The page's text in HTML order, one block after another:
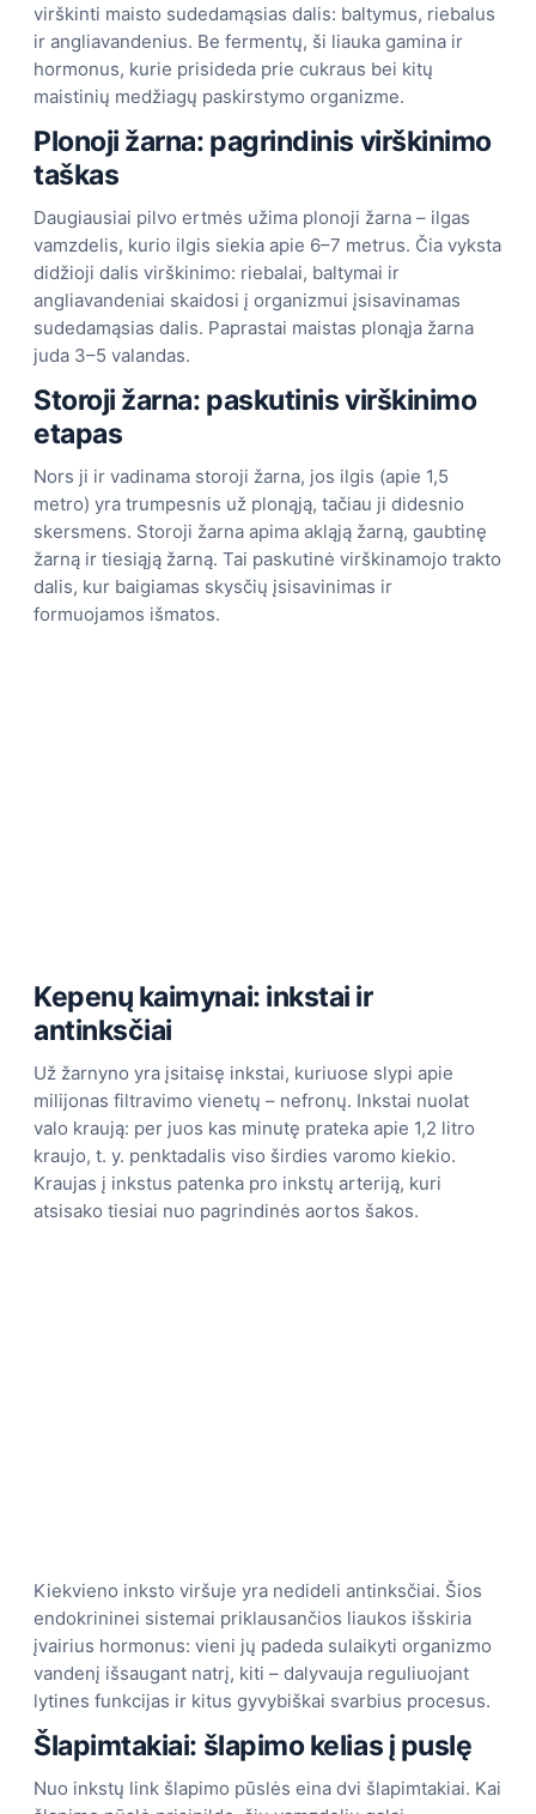
virškinti maisto sudedamąsias dalis: baltymus, riebalus
ir angliavandenius. Be fermentų, ši liauka gamina ir
hormonus, kurie prisideda prie cukraus bei kitų
maistinių medžiagų paskirstymo organizme.
Plonoji žarna: pagrindinis virškinimo
taškas
Daugiausiai pilvo ertmės užima plonoji žarna – ilgas
vamzdelis, kurio ilgis siekia apie 6–7 metrus. Čia vyksta
didžioji dalis virškinimo: riebalai, baltymai ir
angliavandeniai skaidosi į organizmui įsisavinamas
sudedamąsias dalis. Paprastai maistas plonąja žarna
juda 3–5 valandas.
Storoji žarna: paskutinis virškinimo
etapas
Nors ji ir vadinama storoji žarna, jos ilgis (apie 1,5
metro) yra trumpesnis už plonąją, tačiau ji didesnio
skersmens. Storoji žarna apima akląją žarną, gaubtinę
žarną ir tiesiąją žarną. Tai paskutinė virškinamojo trakto
dalis, kur baigiamas skysčių įsisavinimas ir
formuojamos išmatos.
Kepenų kaimynai: inkstai ir
antinksčiai
Už žarnyno yra įsitaisę inkstai, kuriuose slypi apie
milijonas filtravimo vienetų – nefronų. Inkstai nuolat
valo kraują: per juos kas minutę prateka apie 1,2 litro
kraujo, t. y. penktadalis viso širdies varomo kiekio.
Kraujas į inkstus patenka pro inkstų arteriją, kuri
atsisako tiesiai nuo pagrindinės aortos šakos.
Kiekvieno inksto viršuje yra nedideli antinksčiai. Šios
endokrininei sistemai priklausančios liaukos išskiria
įvairius hormonus: vieni jų padeda sulaikyti organizmo
vandenį išsaugant natrį, kiti – dalyvauja reguliuojant
lytines funkcijas ir kitus gyvybiškai svarbius procesus.
Šlapimtakiai: šlapimo kelias į puslę
Nuo inkstų link šlapimo pūslės eina dvi šlapimtakiai. Kai